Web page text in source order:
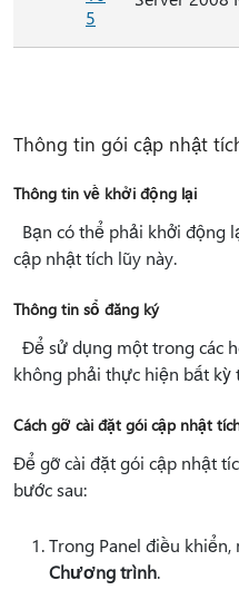
5
Thông tin gói cập nhật
Thông tin về khởi động lại
Bạn có thể phải khởi động
cập nhật tích lũy này.
Thông tin sổ đăng ký
Để sử dụng một trong các
không phải thực hiện bất kỳ
Cách gỡ cài đặt gói cập nhật
Để gỡ cài đặt gói cập nhật
bước sau:
Trong Panel điều khiển,
Chương trình.